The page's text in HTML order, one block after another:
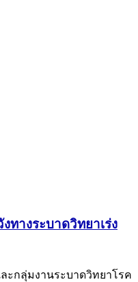
ทางระบาดวิทยาเร่ง
ะกลุ่มงานระบาดวิทยาโรค